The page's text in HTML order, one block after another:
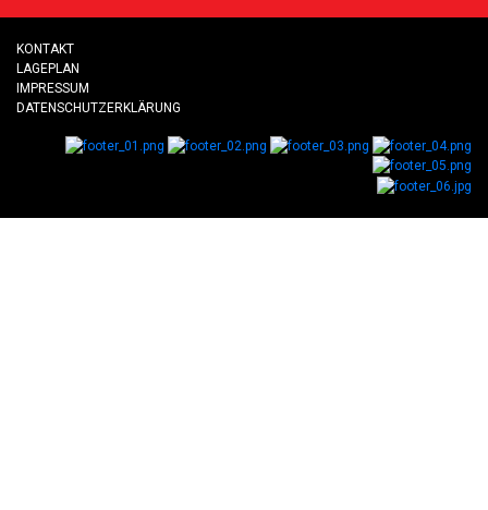
KONTAKT
LAGEPLAN
IMPRESSUM
DATENSCHUTZERKLÄRUNG